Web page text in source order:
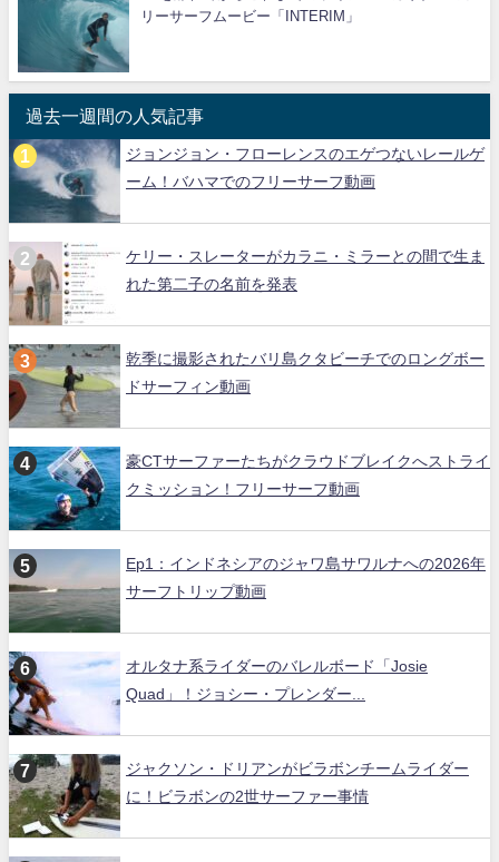
リーサーフムービー「INTERIM」
過去一週間の人気記事
ジョンジョン・フローレンスのエゲつないレールゲ
ーム！バハマでのフリーサーフ動画
ケリー・スレーターがカラニ・ミラーとの間で生ま
れた第二子の名前を発表
乾季に撮影されたバリ島クタビーチでのロングボー
ドサーフィン動画
豪CTサーファーたちがクラウドブレイクへストライ
クミッション！フリーサーフ動画
Ep1：インドネシアのジャワ島サワルナへの2026年
サーフトリップ動画
オルタナ系ライダーのバレルボード「Josie
Quad」！ジョシー・プレンダー...
ジャクソン・ドリアンがビラボンチームライダー
に！ビラボンの2世サーファー事情